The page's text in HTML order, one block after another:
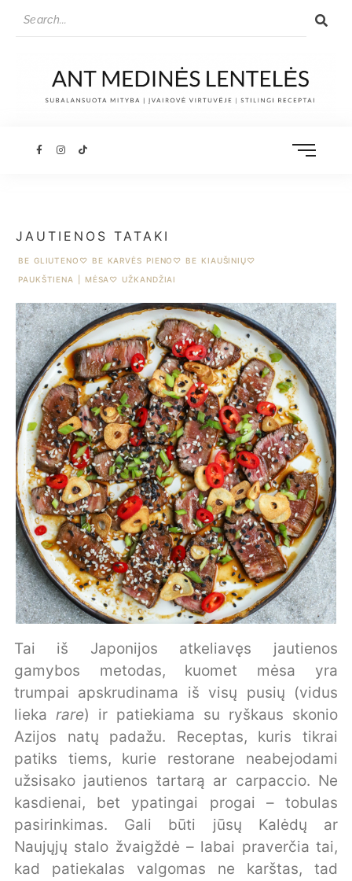
JAUTIENOS TATAKI
BE GLIUTENO ♡ BE KARVĖS PIENO ♡ BE KIAUŠINIŲ♡
PAUKŠTIENA | MĖSA♡ UŽKANDŽIAI
Tai iš Japonijos atkeliavęs jautienos
gamybos metodas, kuomet mėsa yra
trumpai apskrudinama iš visų pusių (vidus
lieka rare) ir patiekiama su ryškaus skonio
Azijos natų padažu. Receptas, kuris tikrai
patiks tiems, kurie restorane neabejodami
užsisako jautienos tartarą ar carpaccio. Ne
kasdienai, bet ypatingai progai – tobulas
pasirinkimas. Gali būti jūsų Kalėdų ar
Naujųjų stalo žvaigždė – labai praverčia tai,
kad patiekalas valgomas ne karštas, tad